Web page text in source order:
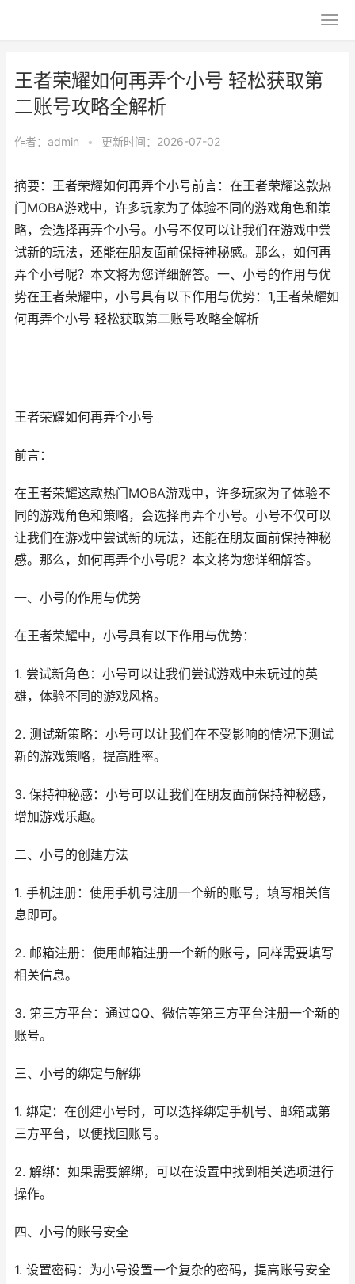
王者荣耀如何再弄个小号 轻松获取第
二账号攻略全解析
作者： admin • 更新时间：2026-07-02
摘要：王者荣耀如何再弄个小号前言：在王者荣耀这款热
门MOBA游戏中，许多玩家为了体验不同的游戏角色和策
略，会选择再弄个小号。小号不仅可以让我们在游戏中尝
试新的玩法，还能在朋友面前保持神秘感。那么，如何再
弄个小号呢？本文将为您详细解答。一、小号的作用与优
势在王者荣耀中，小号具有以下作用与优势：1,王者荣耀如
何再弄个小号 轻松获取第二账号攻略全解析
王者荣耀如何再弄个小号
前言：
在王者荣耀这款热门MOBA游戏中，许多玩家为了体验不
同的游戏角色和策略，会选择再弄个小号。小号不仅可以
让我们在游戏中尝试新的玩法，还能在朋友面前保持神秘
感。那么，如何再弄个小号呢？本文将为您详细解答。
一、小号的作用与优势
在王者荣耀中，小号具有以下作用与优势：
1. 尝试新角色：小号可以让我们尝试游戏中未玩过的英
雄，体验不同的游戏风格。
2. 测试新策略：小号可以让我们在不受影响的情况下测试
新的游戏策略，提高胜率。
3. 保持神秘感：小号可以让我们在朋友面前保持神秘感，
增加游戏乐趣。
二、小号的创建方法
1. 手机注册：使用手机号注册一个新的账号，填写相关信
息即可。
2. 邮箱注册：使用邮箱注册一个新的账号，同样需要填写
相关信息。
3. 第三方平台：通过QQ、微信等第三方平台注册一个新的
账号。
三、小号的绑定与解绑
1. 绑定：在创建小号时，可以选择绑定手机号、邮箱或第
三方平台，以便找回账号。
2. 解绑：如果需要解绑，可以在设置中找到相关选项进行
操作。
四、小号的账号安全
1. 设置密码：为小号设置一个复杂的密码，提高账号安全